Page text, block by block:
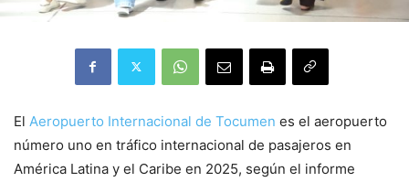
El Aeropuerto Internacional de Tocumen es el aeropuerto
número uno en tráfico internacional de pasajeros en
América Latina y el Caribe en 2025, según el informe